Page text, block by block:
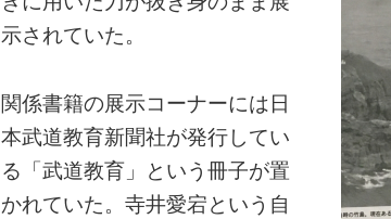
示されていた。
関係書籍の展示コーナーには日
本武道教育新聞社が発行してい
る「武道教育」という冊子が置
かれていた。寺井愛宕という自